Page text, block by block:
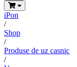
iPon
/
Shop
/
Produse de uz casnic
/